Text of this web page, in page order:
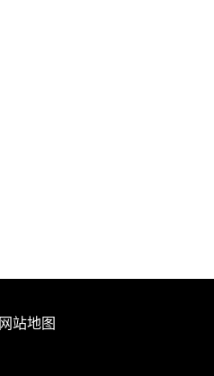
网站地图